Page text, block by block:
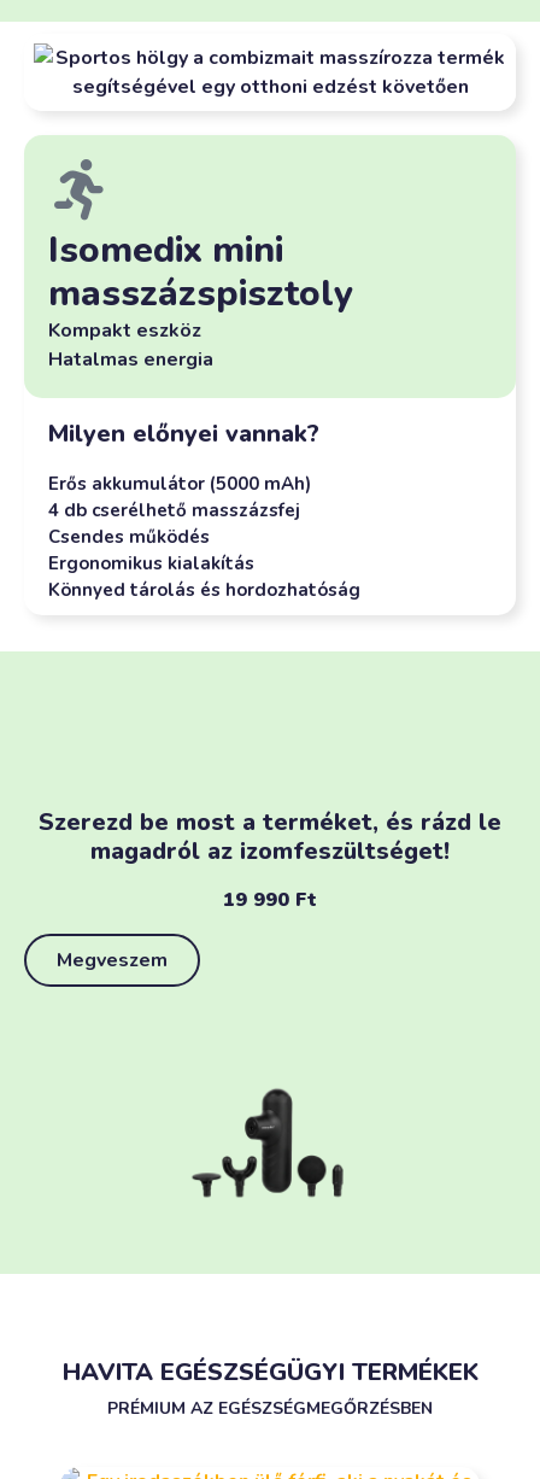
Isomedix mini
masszázspisztoly
Kompakt eszköz
Hatalmas energia
Milyen előnyei vannak?
Erős akkumulátor (5000 mAh)
4 db cserélhető masszázsfej
Csendes működés
Ergonomikus kialakítás
Könnyed tárolás és hordozhatóság
Szerezd be most a terméket, és rázd le
magadról az izomfeszültséget!
19 990 Ft
Megveszem
HAVITA EGÉSZSÉGÜGYI TERMÉKEK
PRÉMIUM AZ EGÉSZSÉGMEGŐRZÉSBEN